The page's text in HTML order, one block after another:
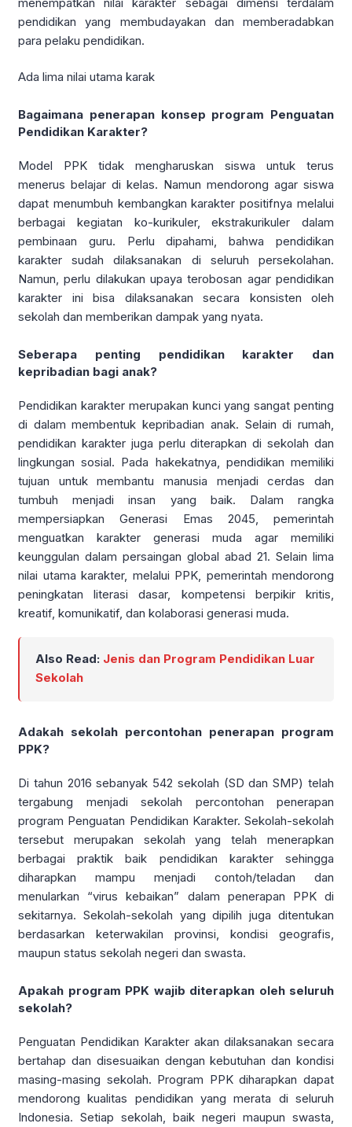
pendidikan yang membudayakan dan memberadabkan
para pelaku pendidikan.
Ada lima nilai utama karak
Bagaimana penerapan konsep program Penguatan
Pendidikan Karakter?
Model PPK tidak mengharuskan siswa untuk terus
menerus belajar di kelas. Namun mendorong agar siswa
dapat menumbuh kembangkan karakter positifnya melalui
berbagai kegiatan ko-kurikuler, ekstrakurikuler dalam
pembinaan guru. Perlu dipahami, bahwa pendidikan
karakter sudah dilaksanakan di seluruh persekolahan.
Namun, perlu dilakukan upaya terobosan agar pendidikan
karakter ini bisa dilaksanakan secara konsisten oleh
sekolah dan memberikan dampak yang nyata.
Seberapa penting pendidikan karakter dan
kepribadian bagi anak?
Pendidikan karakter merupakan kunci yang sangat penting
di dalam membentuk kepribadian anak. Selain di rumah,
pendidikan karakter juga perlu diterapkan di sekolah dan
lingkungan sosial. Pada hakekatnya, pendidikan memiliki
tujuan untuk membantu manusia menjadi cerdas dan
tumbuh menjadi insan yang baik. Dalam rangka
mempersiapkan Generasi Emas 2045, pemerintah
menguatkan karakter generasi muda agar memiliki
keunggulan dalam persaingan global abad 21. Selain lima
nilai utama karakter, melalui PPK, pemerintah mendorong
peningkatan literasi dasar, kompetensi berpikir kritis,
kreatif, komunikatif, dan kolaborasi generasi muda.
Also Read: Jenis dan Program Pendidikan Luar
Sekolah
Adakah sekolah percontohan penerapan program
PPK?
Di tahun 2016 sebanyak 542 sekolah (SD dan SMP) telah
tergabung menjadi sekolah percontohan penerapan
program Penguatan Pendidikan Karakter. Sekolah-sekolah
tersebut merupakan sekolah yang telah menerapkan
berbagai praktik baik pendidikan karakter sehingga
diharapkan mampu menjadi contoh/teladan dan
menularkan “virus kebaikan” dalam penerapan PPK di
sekitarnya. Sekolah-sekolah yang dipilih juga ditentukan
berdasarkan keterwakilan provinsi, kondisi geografis,
maupun status sekolah negeri dan swasta.
Apakah program PPK wajib diterapkan oleh seluruh
sekolah?
Penguatan Pendidikan Karakter akan dilaksanakan secara
bertahap dan disesuaikan dengan kebutuhan dan kondisi
masing-masing sekolah. Program PPK diharapkan dapat
mendorong kualitas pendidikan yang merata di seluruh
Indonesia. Setiap sekolah, baik negeri maupun swasta,